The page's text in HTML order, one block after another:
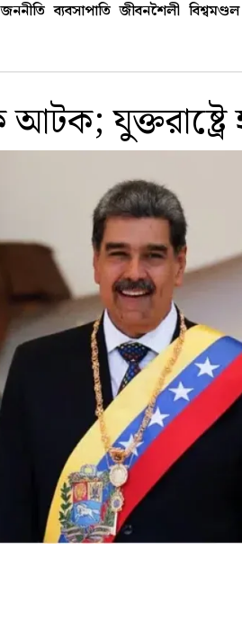
জননীতি ব্যবসাপাতি জীবনশৈলী বিশ্বমণ্ডল
যুক্তরাষ্ট্রে